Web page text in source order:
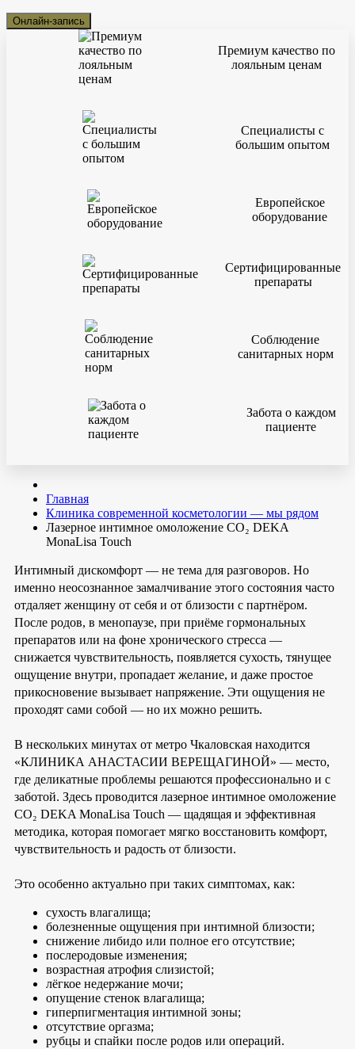
Онлайн-запись
Премиум качество по
лояльным ценам
Специалисты с
большим опытом
Европейское
оборудование
Сертифицированные
препараты
Соблюдение
санитарных норм
Забота о каждом
пациенте
Главная
Клиника современной косметологии — мы рядом
Лазерное интимное омоложение CO₂ DEKA
MonaLisa Touch
Интимный дискомфорт — не тема для разговоров. Но
именно неосознанное замалчивание этого состояния часто
отдаляет женщину от себя и от близости с партнёром.
После родов, в менопаузе, при приёме гормональных
препаратов или на фоне хронического стресса —
снижается чувствительность, появляется сухость, тянущее
ощущение внутри, пропадает желание, и даже простое
прикосновение вызывает напряжение. Эти ощущения не
проходят сами собой — но их можно решить.
В нескольких минутах от метро Чкаловская находится
«КЛИНИКА АНАСТАСИИ ВЕРЕЩАГИНОЙ» — место,
где деликатные проблемы решаются профессионально и с
заботой. Здесь проводится лазерное интимное омоложение
CO₂ DEKA MonaLisa Touch — щадящая и эффективная
методика, которая помогает мягко восстановить комфорт,
чувствительность и радость от близости.
Это особенно актуально при таких симптомах, как:
сухость влагалища;
болезненные ощущения при интимной близости;
снижение либидо или полное его отсутствие;
послеродовые изменения;
возрастная атрофия слизистой;
лёгкое недержание мочи;
опущение стенок влагалища;
гиперпигментация интимной зоны;
отсутствие оргазма;
рубцы и спайки после родов или операций.